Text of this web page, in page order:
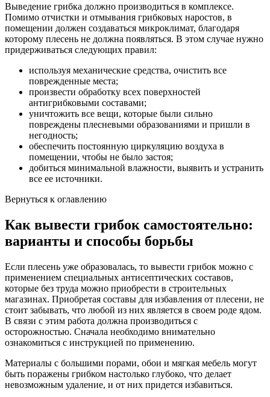
Выведение грибка должно производиться в комплексе.
Помимо отчистки и отмывания грибковых наростов, в
помещении должен создаваться микроклимат, благодаря
которому плесень не должна появляться. В этом случае нужно
придерживаться следующих правил:
используя механические средства, очистить все
поврежденные места;
произвести обработку всех поверхностей
антигрибковыми составами;
уничтожить все вещи, которые были сильно
повреждены плесневыми образованиями и пришли в
негодность;
обеспечить постоянную циркуляцию воздуха в
помещении, чтобы не было застоя;
добиться минимальной влажности, выявить и устранить
все ее источники.
Вернуться к оглавлению
Как вывести грибок самостоятельно:
варианты и способы борьбы
Если плесень уже образовалась, то вывести грибок можно с
применением специальных антисептических составов,
которые без труда можно приобрести в строительных
магазинах. Приобретая составы для избавления от плесени, не
стоит забывать, что любой из них является в своем роде ядом.
В связи с этим работа должна производиться с
осторожностью. Сначала необходимо внимательно
ознакомиться с инструкцией по применению.
Материалы с большими порами, обои и мягкая мебель могут
быть поражены грибком настолько глубоко, что делает
невозможным удаление, и от них придется избавиться.